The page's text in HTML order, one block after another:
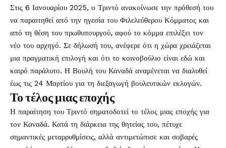
Στις 6 Ιανουαρίου 2025, ο Τριντό ανακοίνωσε την πρόθεσή του
να παραιτηθεί από την ηγεσία του Φιλελεύθερου Κόμματος και
από τη θέση του πρωθυπουργού, αφού το κόμμα επιλέξει τον
νέο του αρχηγό. Σε δήλωσή του, ανέφερε ότι η χώρα χρειάζεται
μια πραγματική επιλογή και ότι το κοινοβούλιο είναι εδώ και
καιρό παράλυτο. Η Βουλή του Καναδά αναμένεται να διαλυθεί
έως τις 24 Μαρτίου για τη διεξαγωγή βουλευτικών εκλογών.
Το τέλος μιας εποχής
Η παραίτηση του Τριντό σηματοδοτεί το τέλος μιας εποχής για
τον Καναδά. Κατά τη διάρκεια της θητείας του, πέτυχε
σημαντικές μεταρρυθμίσεις, αλλά αντιμετώπισε και σοβαρές